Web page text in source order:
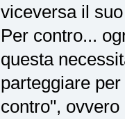
viceversa il
Per contro...
questa
parteggiare
contro",